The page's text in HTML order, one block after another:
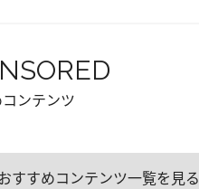
ンテンツ
すすめコンテンツ一覧を見る